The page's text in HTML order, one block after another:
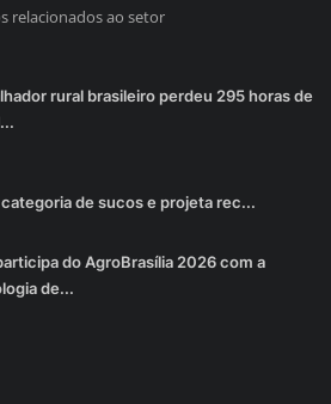
relacionados ao setor
rural brasileiro perdeu 295 horas de
de sucos e projeta rec...
do AgroBrasília 2026 com a
de...